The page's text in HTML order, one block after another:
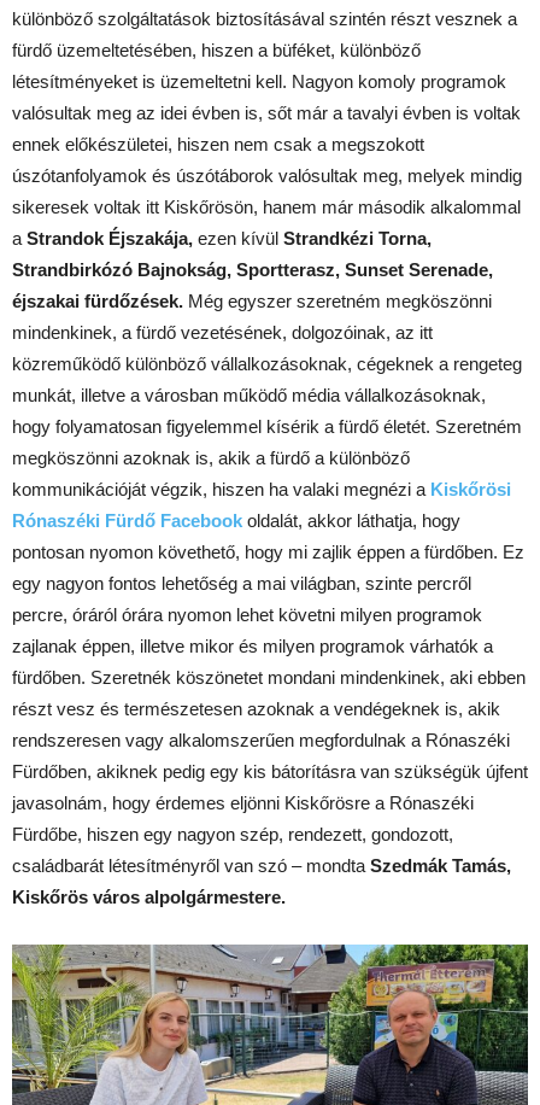
különböző szolgáltatások biztosításával szintén részt vesznek a
fürdő üzemeltetésében, hiszen a büféket, különböző
létesítményeket is üzemeltetni kell. Nagyon komoly programok
valósultak meg az idei évben is, sőt már a tavalyi évben is voltak
ennek előkészületei, hiszen nem csak a megszokott
úszótanfolyamok és úszótáborok valósultak meg, melyek mindig
sikeresek voltak itt Kiskőrösön, hanem már második alkalommal
a Strandok Éjszakája, ezen kívül Strandkézi Torna,
Strandbirkózó Bajnokság, Sportterasz, Sunset Serenade,
éjszakai fürdőzések. Még egyszer szeretném megköszönni
mindenkinek, a fürdő vezetésének, dolgozóinak, az itt
közreműködő különböző vállalkozásoknak, cégeknek a rengeteg
munkát, illetve a városban működő média vállalkozásoknak,
hogy folyamatosan figyelemmel kísérik a fürdő életét. Szeretném
megköszönni azoknak is, akik a fürdő a különböző
kommunikációját végzik, hiszen ha valaki megnézi a Kiskőrösi
Rónaszéki Fürdő Facebook oldalát, akkor láthatja, hogy
pontosan nyomon követhető, hogy mi zajlik éppen a fürdőben. Ez
egy nagyon fontos lehetőség a mai világban, szinte percről
percre, óráról órára nyomon lehet követni milyen programok
zajlanak éppen, illetve mikor és milyen programok várhatók a
fürdőben. Szeretnék köszönetet mondani mindenkinek, aki ebben
részt vesz és természetesen azoknak a vendégeknek is, akik
rendszeresen vagy alkalomszerűen megfordulnak a Rónaszéki
Fürdőben, akiknek pedig egy kis bátorításra van szükségük újfent
javasolnám, hogy érdemes eljönni Kiskőrösre a Rónaszéki
Fürdőbe, hiszen egy nagyon szép, rendezett, gondozott,
családbarát létesítményről van szó – mondta Szedmák Tamás,
Kiskőrös város alpolgármestere.